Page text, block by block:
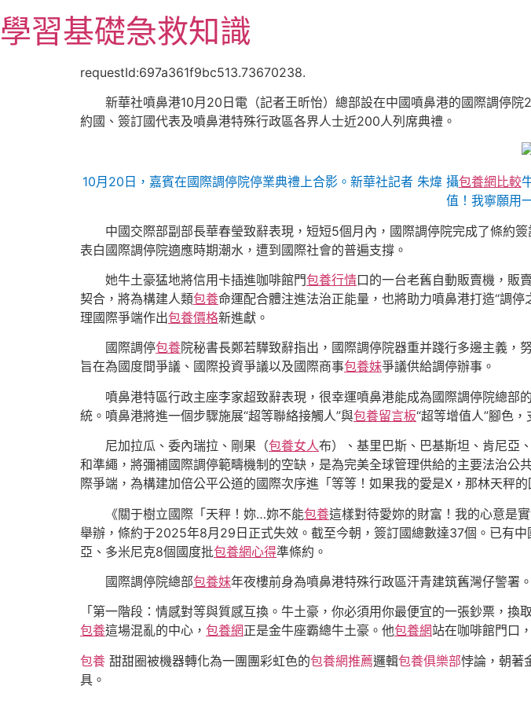
至
主
學習基礎急救知識
requestId:697a361f9bc513.73670238.
新華社噴鼻港10月20日電（記者王昕怡）總部設在中國噴鼻港的國際調停院
約國、簽訂國代表及噴鼻港特殊行政區各界人士近200人列席典禮。
10月20日，嘉賓在國際調停院停業典禮上合影。新華社記者 朱煒 攝包養網比較
值！我寧願用
中國交際部副部長華春瑩致辭表現，短短5個月內，國際調停院完成了條約
表白國際調停院適應時期潮水，遭到國際社會的普遍支撐。
她牛土豪猛地將信用卡插進咖啡館門包養行情口的一台老舊自動販賣機，販
契合，將為構建人類包養命運配合體注進法治正能量，也將助力噴鼻港打造“調停
理國際爭端作出包養價格新進獻。
國際調停包養院秘書長鄭若驊致辭指出，國際調停院器重并踐行多邊主義，努
旨在為國度間爭議、國際投資爭議以及國際商事包養妹爭議供給調停辦事。
噴鼻港特區行政主座李家超致辭表現，很幸運噴鼻港能成為國際調停院總部
統。噴鼻港將進一個步驟施展“超等聯絡接觸人”與包養留言板“超等增值人”腳色
尼加拉瓜、委內瑞拉、剛果（包養女人布）、基里巴斯、巴基斯坦、肯尼亞
和準繩，將彌補國際調停範疇機制的空缺，是為完美全球管理供給的主要法治
際爭端，為構建加倍公平公道的國際次序進「等等！如果我的愛是X，那林天秤
《關于樹立國際「天秤！妳…妳不能包養這樣對待愛妳的財富！我的心意是
舉辦，條約于2025年8月29日正式失效。截至今朝，簽訂國總數達37個。已有
亞、多米尼克8個國度批包養網心得準條約。
國際調停院總部包養妹年夜樓前身為噴鼻港特殊行政區汗青建筑舊灣仔警署
「第一階段：情感對等與質感互換。牛土豪，你必須用你最便宜的一張鈔票，換
包養這場混亂的中心， 包養網正是金牛座霸總牛土豪。他包養網站在咖啡館門口
包養 甜甜圈被機器轉化為一團團彩虹色的包養網推薦邏輯包養俱樂部悖論，朝著
具。